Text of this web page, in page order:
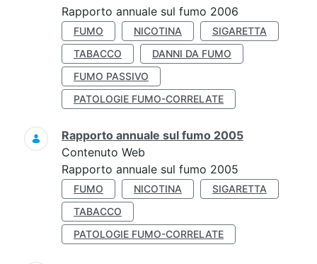
Rapporto annuale sul fumo 2006
FUMO NICOTINA
SIGARETTA
TABACCO
DANNI DA FUMO
FUMO PASSIVO
PATOLOGIE FUMO-CORRELATE
Rapporto annuale sul fumo 2005
Contenuto Web
Rapporto annuale sul fumo 2005
FUMO NICOTINA
SIGARETTA
TABACCO
PATOLOGIE FUMO-CORRELATE